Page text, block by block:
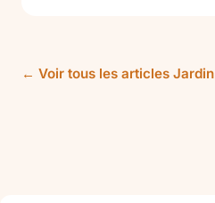
← Voir tous les articles Jardin